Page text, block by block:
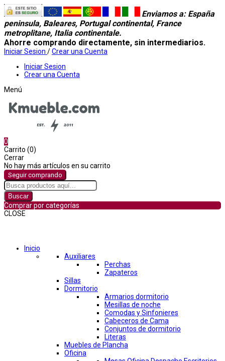
Enviamos a: España
peninsula, Baleares, Portugal continental, France
metroplitane, Italia continentale.
Ahorre comprando directamente, sin intermediarios.
Iniciar Sesion /Crear una Cuenta
Iniciar Sesion
Crear una Cuenta
Menú
0
Carrito (0)
Cerrar
No hay más artículos en su carrito
Seguir comprando
Buscar
Comprar por categorías
CLOSE
Inicio
Auxiliares
Perchas
Zapateros
Sillas
Dormitorio
Armarios dormitorio
Mesillas de noche
Comodas y Sinfonieres
Cabeceros de Cama
Conjuntos de dormitorio
Literas
Muebles de Plancha
Oficina